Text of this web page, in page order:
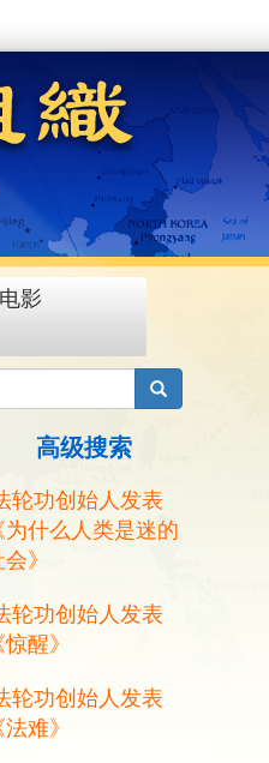
电影
搜索
高级搜索
轮功创始人发表
为什么人类是迷的
》
轮功创始人发表
惊醒》
轮功创始人发表
法难》